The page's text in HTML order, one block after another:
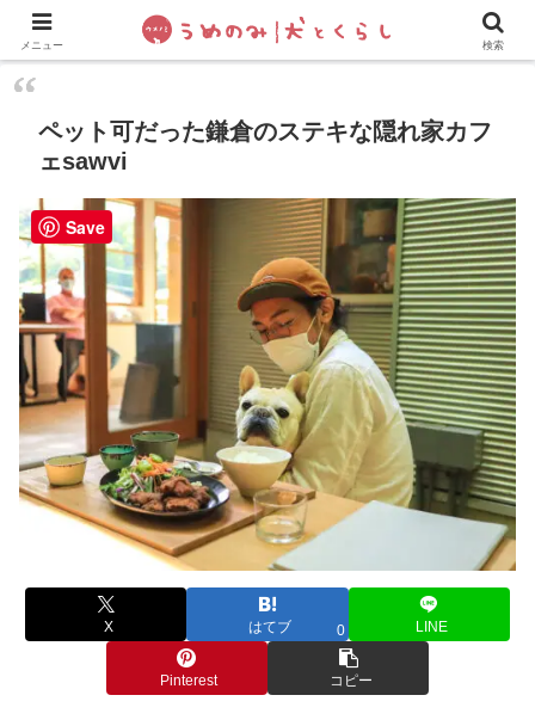
犬の手作りご飯 フレブル飼い方・しつけ ペットグッズ&
ペット可だった鎌倉のステキな隠れ家カフ
ェsawvi
X はてブ 0 LINE
Pinterest コピー
メニュー 検索
Save